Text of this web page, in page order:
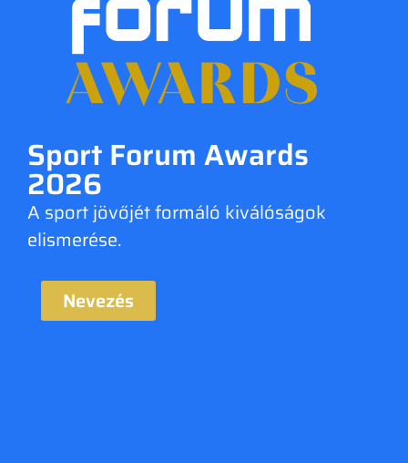
Sport Forum Awards
2026
A sport jövőjét formáló kiválóságok
elismerése.
Nevezés